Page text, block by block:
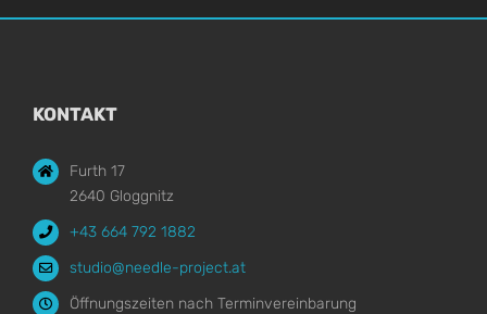
KONTAKT
Furth 17
2640 Gloggnitz
+43 664 792 1882
studio@needle-project.at
Öffnungszeiten nach Terminvereinbarung